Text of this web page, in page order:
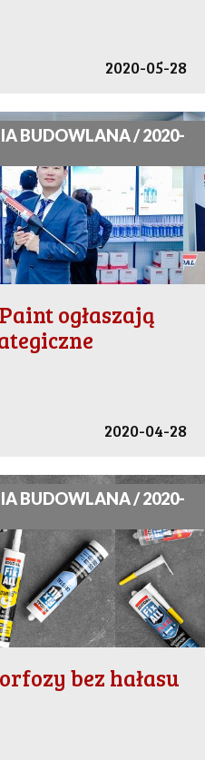
2020-05-28
BUDOWLANA / 2020-
ogłaszają
2020-04-28
BUDOWLANA / 2020-
bez hałasu